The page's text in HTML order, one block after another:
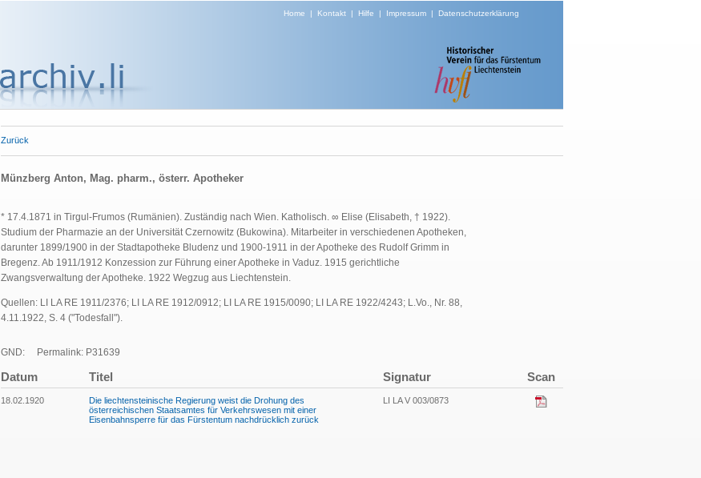
Home | Kontakt| Hilfe | Impressum| Datenschutzerklärung
Zurück
Münzberg Anton, Mag. pharm., österr. Apotheker
* 17.4.1871 in Tirgul-Frumos (Rumänien). Zuständig nach Wien. Katholisch. ∞ Elise (Elisabeth, † 1922).
Studium der Pharmazie an der Universität Czernowitz (Bukowina). Mitarbeiter in verschiedenen Apotheken,
darunter 1899/1900 in der Stadtapotheke Bludenz und 1900-1911 in der Apotheke des Rudolf Grimm in
Bregenz. Ab 1911/1912 Konzession zur Führung einer Apotheke in Vaduz. 1915 gerichtliche
Zwangsverwaltung der Apotheke. 1922 Wegzug aus Liechtenstein.
Quellen: LI LA RE 1911/2376; LI LA RE 1912/0912; LI LA RE 1915/0090; LI LA RE 1922/4243; L.Vo., Nr. 88,
4.11.1922, S. 4 ("Todesfall").
GND: Permalink: P31639
Datum Titel Signatur Scan
18.02.1920
Die liechtensteinische Regierung weist die Drohung des
österreichischen Staatsamtes für Verkehrswesen mit einer
Eisenbahnsperre für das Fürstentum nachdrücklich zurück
LI LA V 003/0873